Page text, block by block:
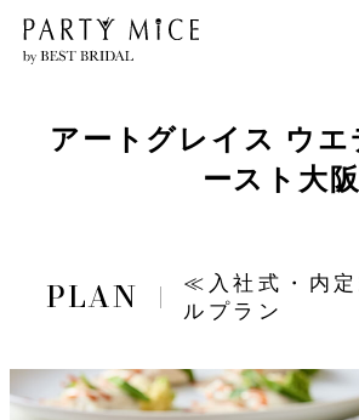
アートグレイス ウエ
ースト大阪
≪入社式・内
ルプラン